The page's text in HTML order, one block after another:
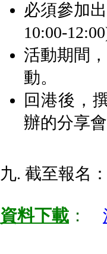
必須參加
10:00-
活動期間
動。
回港後，
辦的分享
九. 截至報名
資料下載 ：